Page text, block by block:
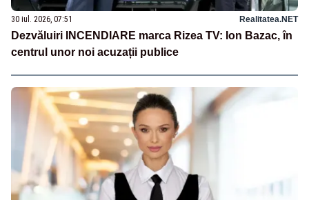
30 iul. 2026, 07:51 Realitatea.NET
Dezvăluiri INCENDIARE marca Rizea TV: Ion Bazac, în
centrul unor noi acuzații publice